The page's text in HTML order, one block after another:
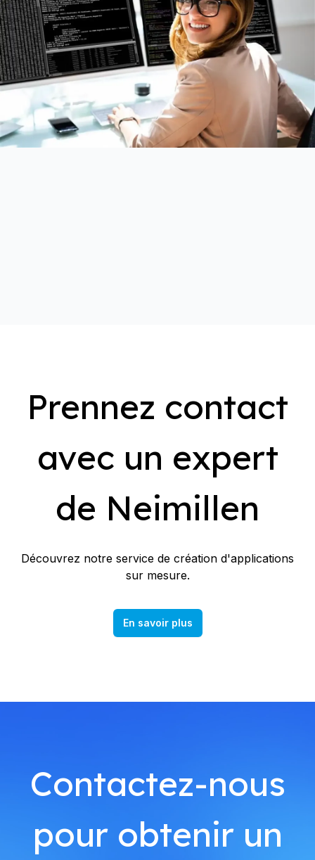
Prennez contact
avec un expert
de Neimillen
Découvrez notre service de création d'applications
sur mesure.
En savoir plus
Contactez-nous
pour obtenir un